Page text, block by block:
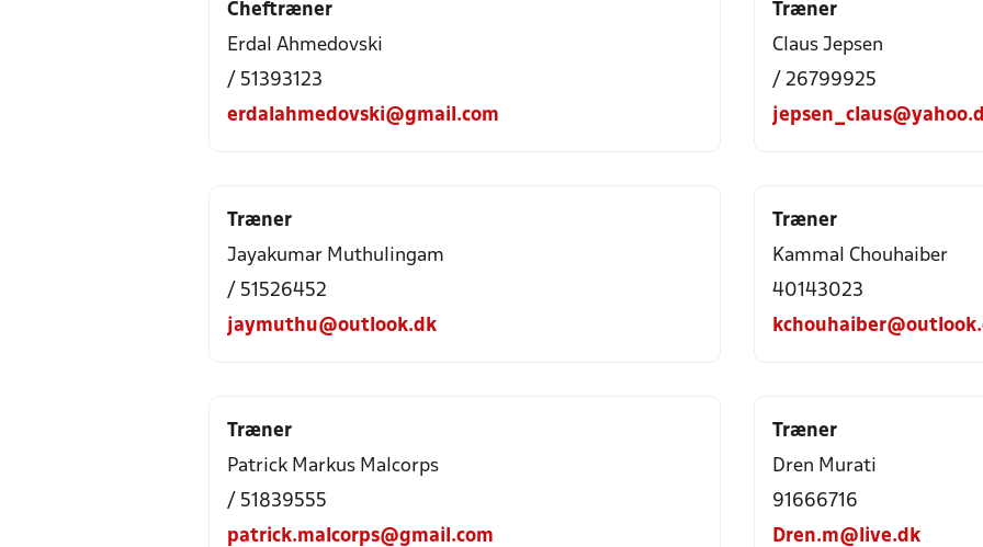
Cheftræner
Erdal Ahmedovski
/ 51393123
erdalahmedovski@gmail.com
Træner
Claus Jepsen
/ 26799925
Træner
Jayakumar Muthulingam
/ 51526452
jaymuthu@outlook.dk
Træner
Kammal Chouhaiber
40143023
Træner
Patrick Markus Malcorps
/ 51839555
patrick.malcorps@gmail.com
Træner
Dren Murati
91666716
Dren.m@live.dk